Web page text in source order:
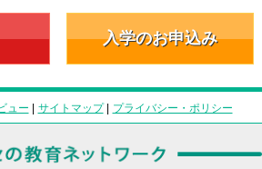
入学のお申込み
ュー | サイトマップ| プライバシー・ポリシー